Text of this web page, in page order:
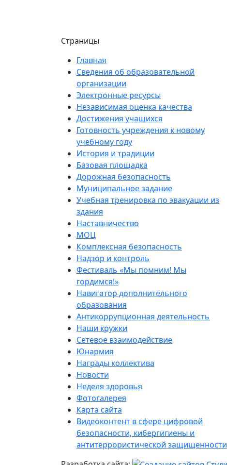
Страницы
Главная
Сведения об образовательной
организации
Электронные ресурсы
Независимая оценка качества
Достижения учащихся
Готовность учреждения к новому
учебному году
История и традиции
Базовая площадка
Дорожная безопасность
Муниципальное задание
Учебная тренировка по эвакуации из
здания
Наставничество
МОЦ
Комплексная безопасность
Надзор и контроль
Фестиваль «Мы помним! Мы
гордимся!»
Навигатор дополнительного
образования
Антикоррупционная деятельность
Наши кружки
Сетевое взаимодействие
Юнармия
Награды коллектива
Новости
Неделя здоровья
Фотогалерея
Карта сайта
Видеоконтент в сфере цифровой
безопасности, кибергигиены и
антитеррористической защищенности